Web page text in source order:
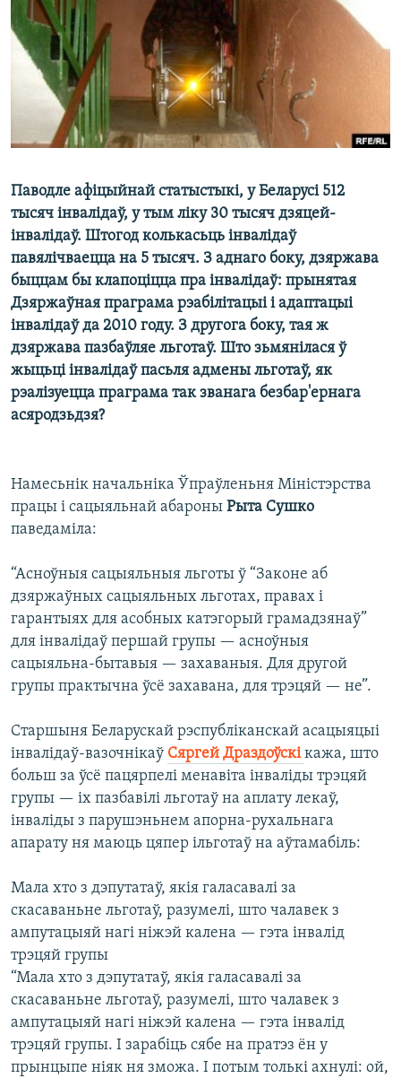
КУЛЬТУРА
КАЛЯНДАР
МОВА
НА ХВАЛЯХ СВАБОДЫ
Паводле афіцыйнай статыстыкі, у Беларусі 512
тысяч інвалідаў, у тым ліку 30 тысяч дзяцей-
інвалідаў. Штогод колькасьць інвалідаў
павялічваецца на 5 тысяч. З аднаго боку, дзяржава
быццам бы клапоціцца пра інвалідаў: прынятая
Дзяржаўная праграма рэабілітацыі і адаптацыі
інвалідаў да 2010 году. З другога боку, тая ж
дзяржава пазбаўляе льготаў. Што зьмянілася ў
жыцьці інвалідаў пасьля адмены льготаў, як
рэалізуецца праграма так званага безбар'ернага
асяродзьдзя?
Намесьнік начальніка Ўпраўленьня Міністэрства
працы і сацыяльнай абароны Рыта Сушко
паведаміла:
“Асноўныя сацыяльныя льготы ў “Законе аб
дзяржаўных сацыяльных льготах, правах і
гарантыях для асобных катэгорый грамадзянаў”
для інвалідаў першай групы — асноўныя
сацыяльна-бытавыя — захаваныя. Для другой
групы практычна ўсё захавана, для трэцяй — не”.
Старшыня Беларускай рэспубліканскай асацыяцыі
інвалідаў-вазочнікаў Сяргей Драздоўскікажа, што
больш за ўсё пацярпелі менавіта інваліды трэцяй
групы — іх пазбавілі льготаў на аплату лекаў,
інваліды з парушэньнем апорна-рухальнага
апарату ня маюць цяпер ільготаў на аўтамабіль:
Мала хто з дэпутатаў, якія галасавалі за
скасаваньне льготаў, разумелі, што чалавек з
ампутацыяй нагі ніжэй калена — гэта інвалід
трэцяй групы
“Мала хто з дэпутатаў, якія галасавалі за
скасаваньне льготаў, разумелі, што чалавек з
ампутацыяй нагі ніжэй калена — гэта інвалід
трэцяй групы. І зарабіць сябе на пратэз ён у
прынцыпе ніяк ня зможа. І потым толькі ахнулі: ой,